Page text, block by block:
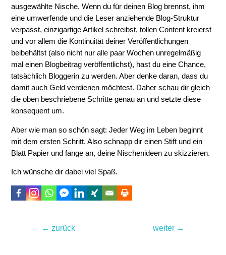
ausgewählte Nische. Wenn du für deinen Blog brennst, ihm
eine umwerfende und die Leser anziehende Blog-Struktur
verpasst, einzigartige Artikel schreibst, tollen Content kreierst
und vor allem die Kontinuität deiner Veröffentlichungen
beibehältst (also nicht nur alle paar Wochen unregelmäßig
mal einen Blogbeitrag veröffentlichst), hast du eine Chance,
tatsächlich Bloggerin zu werden. Aber denke daran, dass du
damit auch Geld verdienen möchtest. Daher schau dir gleich
die oben beschriebene Schritte genau an und setzte diese
konsequent um.
Aber wie man so schön sagt: Jeder Weg im Leben beginnt
mit dem ersten Schritt. Also schnapp dir einen Stift und ein
Blatt Papier und fange an, deine Nischenideen zu skizzieren.
Ich wünsche dir dabei viel Spaß.
Beitragsnavigation
← zurück weiter →